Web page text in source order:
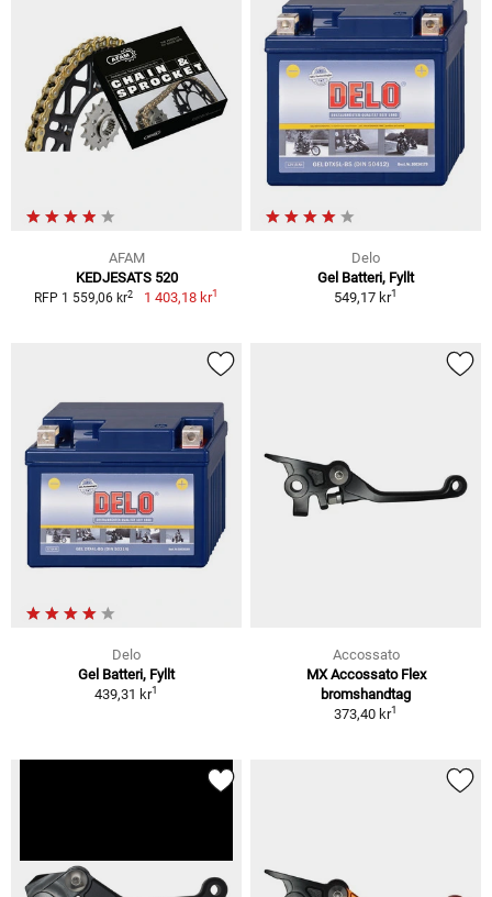
AFAM
KEDJESATS 520
RFP 1 559,06 kr2 1 403,18 kr1
Delo
Gel Batteri, Fyllt
549,17 kr1
Delo
Gel Batteri, Fyllt
439,31 kr1
Accossato
MX Accossato Flex
bromshandtag
373,40 kr1